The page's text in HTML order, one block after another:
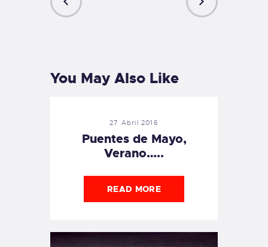
You May Also Like
27 Abril 2016
Puentes de Mayo,
Verano…..
READ MORE